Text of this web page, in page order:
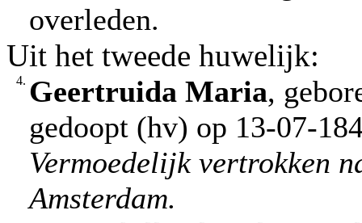
overleden.
Uit het tweede huwelijk:
4. Geertruida Maria,
gedoopt (hv) op 13-07-
Vermoedelijk vertrokken
Amsterdam.